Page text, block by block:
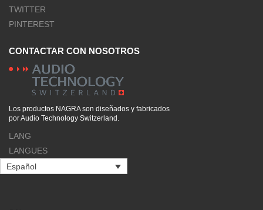
TWITTER
PINTEREST
CONTACTAR CON NOSOTROS
Los productos NAGRA son diseñados y fabricados
por Audio Technology Switzerland.
LANG
LANGUES
Español